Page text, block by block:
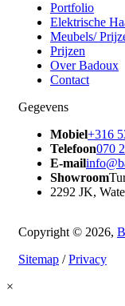
Portfolio
Elektrische
Meubels/
Prijzen
Over Badoux
Contact
Gegevens
Mobiel+316
Telefoon070
E-mail
Showroom
2292 JK,
Copyright © 2026,
Sitemap /Privacy
×